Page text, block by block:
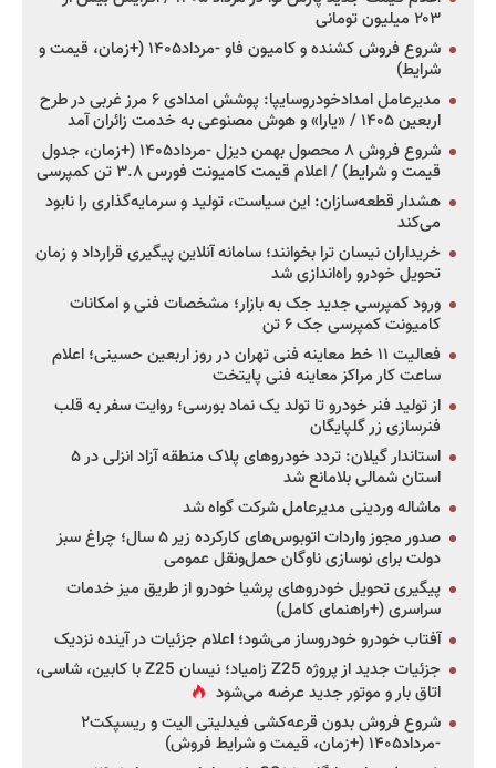
۲۰۳ میلیون تومانی
شروع فروش کشنده و کامیون فاو -مرداد۱۴۰۵ (+زمان، قیمت و
شرایط)
مدیرعامل امدادخودروسایپا: پوشش امدادی ۶ مرز غربی در طرح
اربعین ۱۴۰۵ / «یارا» و هوش مصنوعی به خدمت زائران آمد
شروع فروش ۸ محصول بهمن دیزل -مرداد۱۴۰۵ (+زمان، جدول
قیمت و شرایط) / اعلام قیمت کامیونت فورس ۳.۸ تن کمپرسی
هشدار قطعه‌سازان: این سیاست، تولید و سرمایه‌گذاری را نابود
می‌کند
خریداران نیسان ترا بخوانند؛ سامانه آنلاین پیگیری قرارداد و زمان
تحویل خودرو راه‌اندازی شد
ورود کمپرسی جدید جک به بازار؛ مشخصات فنی و امکانات
کامیونت کمپرسی جک ۶ تن
فعالیت ۱۱ خط معاینه فنی تهران در روز اربعین حسینی؛ اعلام
ساعت کار مراکز معاینه فنی پایتخت
از تولید فنر خودرو تا تولد یک نماد بورسی؛ روایت سفر به قلب
فنرسازی زر گلپایگان
استاندار گیلان: تردد خودروهای پلاک منطقه آزاد انزلی در ۵
استان شمالی بلامانع شد
ماشاله وردینی مدیرعامل شرکت گواه شد
صدور مجوز واردات اتوبوس‌های کارکرده زیر ۵ سال؛ چراغ سبز
دولت برای نوسازی ناوگان حمل‌ونقل عمومی
پیگیری تحویل خودروهای پرشیا خودرو از طریق میز خدمات
سراسری (+راهنمای کامل)
آفتاب خودرو خودروساز می‌شود؛ اعلام جزئیات در آینده نزدیک
جزئیات جدید از پروژه Z25 زامیاد؛ نیسان Z25 با کابین، شاسی،
اتاق بار و موتور جدید عرضه می‌شود
شروع فروش بدون قرعه‌کشی فیدلیتی الیت و ریسپکت۲
-مرداد۱۴۰۵ (+زمان، قیمت و شرایط فروش)